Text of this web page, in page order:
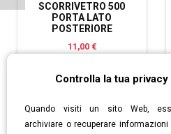
SCORRIVETRO 500
PORTA LATO
POSTERIORE
11,00 €
Aggiungi al carrello
Controlla la tua privacy
Quando visiti un sito Web,
archiviare o recuperare